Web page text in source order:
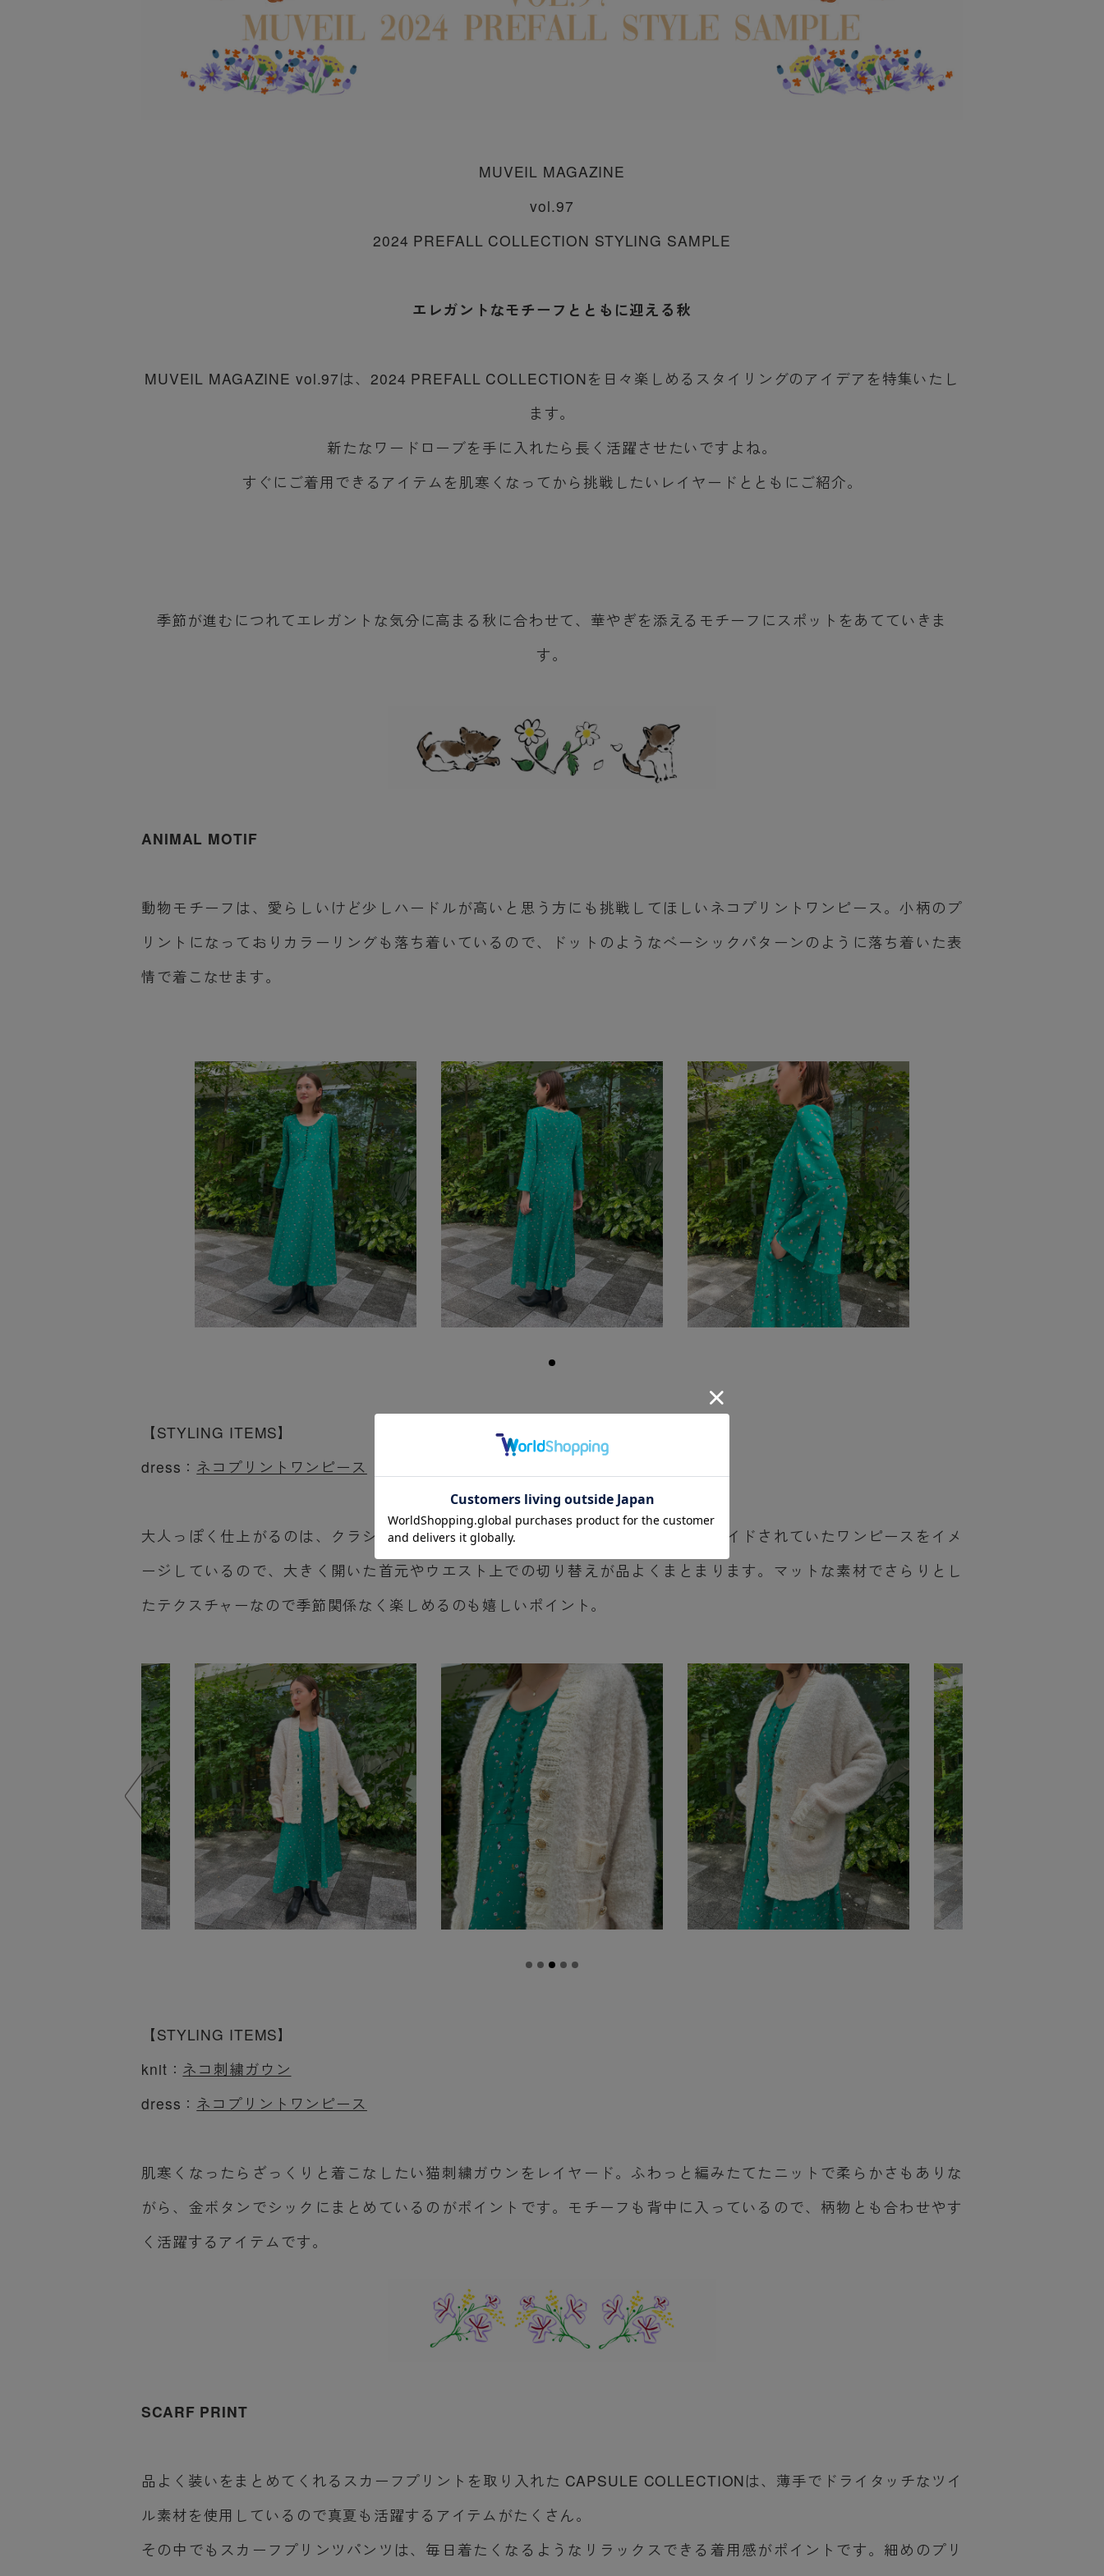
MUVEIL MAGAZINE
vol.97
2024 PREFALL COLLECTION STYLING SAMPLE
エレガントなモチーフとともに迎える秋
MUVEIL MAGAZINE vol.97は、2024 PREFALL COLLECTIONを日々楽しめるスタイリングのアイデアを特集いたし
ます。
新たなワードローブを手に入れたら長く活躍させたいですよね。
すぐにご着用できるアイテムを肌寒くなってから挑戦したいレイヤードとともにご紹介。
季節が進むにつれてエレガントな気分に高まる秋に合わせて、華やぎを添えるモチーフにスポットをあてていきま
す。
ANIMAL MOTIF
動物モチーフは、愛らしいけど少しハードルが高いと思う方にも挑戦してほしいネコプリントワンピース。小柄のプ
リントになっておりカラーリングも落ち着いているので、ドットのようなベーシックパターンのように落ち着いた表
情で着こなせます。
【STYLING ITEMS】
dress： ネコプリントワンピース
大人っぽく仕上がるのは、クラシックなパターンのおかげ。昭和時代、オーダーメイドされていたワンピースをイメ
ージしているので、大きく開いた首元やウエスト上での切り替えが品よくまとまります。マットな素材でさらりとし
たテクスチャーなので季節関係なく楽しめるのも嬉しいポイント。
【STYLING ITEMS】
knit： ネコ刺繍ガウン
dress： ネコプリントワンピース
肌寒くなったらざっくりと着こなしたい猫刺繍ガウンをレイヤード。ふわっと編みたてたニットで柔らかさもありな
がら、金ボタンでシックにまとめているのがポイントです。モチーフも背中に入っているので、柄物とも合わせやす
く活躍するアイテムです。
SCARF PRINT
品よく装いをまとめてくれるスカーフプリントを取り入れた CAPSULE COLLECTIONは、薄手でドライタッチなツイ
ル素材を使用しているので真夏も活躍するアイテムがたくさん。
その中でもスカーフプリンツパンツは、毎日着たくなるようなリラックスできる着用感がポイントです。細めのプリ